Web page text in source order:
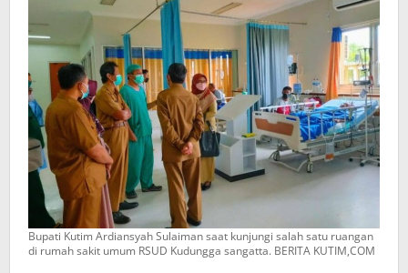
Bupati Kutim Ardiansyah Sulaiman saat kunjungi salah satu ruangan
di rumah sakit umum RSUD Kudungga sangatta. BERITA KUTIM,COM